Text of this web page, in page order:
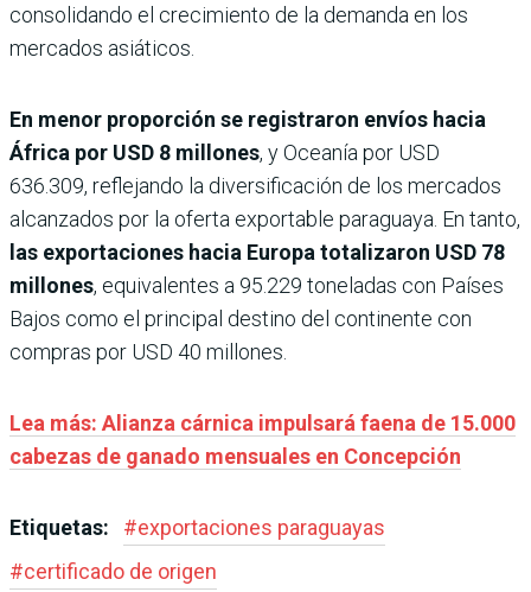
consolidando el crecimiento de la demanda en los
mercados asiáticos.
En menor proporción se registraron envíos hacia
África por USD 8 millones, y Oceanía por USD
636.309, reflejando la diversificación de los mercados
alcanzados por la oferta exportable paraguaya. En tanto,
las exportaciones hacia Europa totalizaron USD 78
millones, equivalentes a 95.229 toneladas con Países
Bajos como el principal destino del continente con
compras por USD 40 millones.
Lea más: Alianza cárnica impulsará faena de 15.000
cabezas de ganado mensuales en Concepción
Etiquetas: #exportaciones paraguayas
#certificado de origen